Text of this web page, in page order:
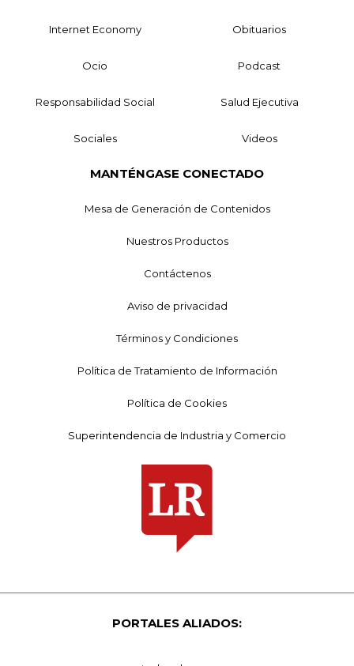
Internet Economy Obituarios
Ocio Podcast
Responsabilidad Social Salud Ejecutiva
Sociales Videos
MANTÉNGASE CONECTADO
Mesa de Generación de Contenidos
Nuestros Productos
Contáctenos
Aviso de privacidad
Términos y Condiciones
Política de Tratamiento de Información
Política de Cookies
Superintendencia de Industria y Comercio
PORTALES ALIADOS: